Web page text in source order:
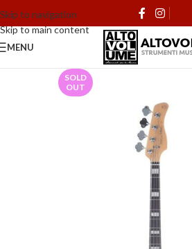
Skip to navigation
Skip to main content
MENU
SOLD
OUT